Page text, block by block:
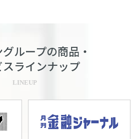
ループの商品・
ラインナップ
LINEUP